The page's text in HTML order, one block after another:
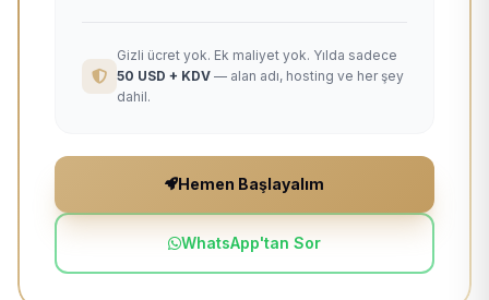
Gizli ücret yok. Ek maliyet yok. Yılda sadece
50 USD + KDV — alan adı, hosting ve her şey
dahil.
Hemen Başlayalım
WhatsApp'tan Sor